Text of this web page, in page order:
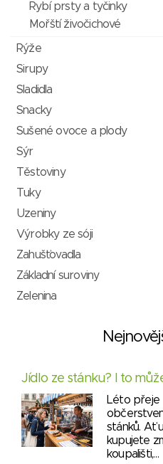
Rybí prsty a tyčinky
Mořští živočichové
Rýže
Sirupy
Sladidla
Snacky
Sušené ovoce a plody
Sýr
Těstoviny
Tuky
Uzeniny
Výrobky ze sóji
Zahušťovadla
Základní suroviny
Zelenina
Jídlo ze stánku? I to
Léto přeje
stánků. Ať
kupujete
koupališti,…